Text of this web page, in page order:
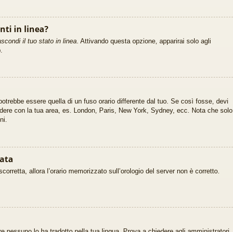
in linea?
il tuo stato in linea . Attivando questa opzione, apparirai solo agli
essere quella di un fuso orario differente dal tuo. Se così fosse, devi
con la tua area, es. London, Paris, New York, Sydney, ecc. Nota che solo
allora l’orario memorizzato sull’orologio del server non è corretto.